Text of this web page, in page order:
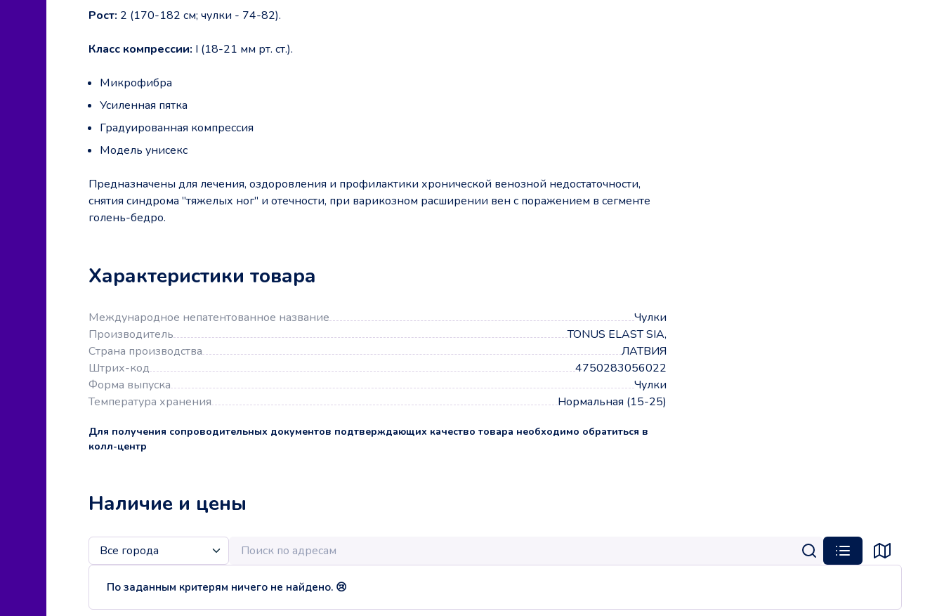
Рост: 2 (170-182 см; чулки - 74-82).
Класс компрессии: I (18-21 мм рт. ст.).
Микрофибра
Усиленная пятка
Градуированная компрессия
Модель унисекс
Предназначены для лечения, оздоровления и профилактики хронической венозной недостаточности,
снятия синдрома "тяжелых ног" и отечности, при варикозном расширении вен с поражением в сегменте
голень-бедро.
Характеристики товара
Международное непатентованное название
Чулки
Производитель
TONUS ELAST SIA,
Страна производства
ЛАТВИЯ
Штрих-код
4750283056022
Форма выпуска
Чулки
Температура хранения
Нормальная (15-25)
Для получения сопроводительных документов подтверждающих качество товара необходимо обратиться в
колл-центр
Наличие и цены
По заданным критерям ничего не найдено. 😢